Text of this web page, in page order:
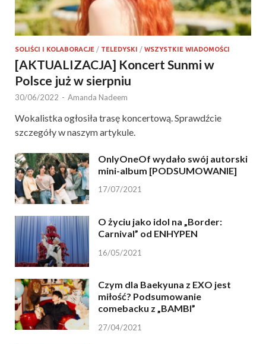
SOLIŚCI I KOLABORACJE / TELEDYSKI / WSZYSTKIE WIADOMOŚCI
[AKTUALIZACJA] Koncert Sunmi w
Polsce już w sierpniu
30/06/2022 - Amanda Nadeem
Wokalistka ogłosiła trasę koncertową. Sprawdźcie
szczegóły w naszym artykule.
OnlyOneOf wydało swój autorski
mini-album [PODSUMOWANIE]
17/07/2021
O życiu jako idol na „Border:
Carnival” od ENHYPEN
16/05/2021
Czym dla Baekyuna z EXO jest
miłość? Podsumowanie
comebacku z „BAMBI”
27/04/2021